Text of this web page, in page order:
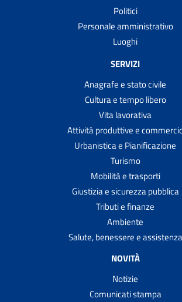
Politici
Personale amministrativo
Luoghi
SERVIZI
Anagrafe e stato civile
Cultura e tempo libero
Vita lavorativa
Attività produttive e
Urbanistica e Pianificazione
Turismo
Mobilità e trasporti
Giustizia e sicurezza pubblica
Tributi e finanze
Ambiente
Salute, benessere e assistenza
NOVITÀ
Notizie
Comunicati stampa